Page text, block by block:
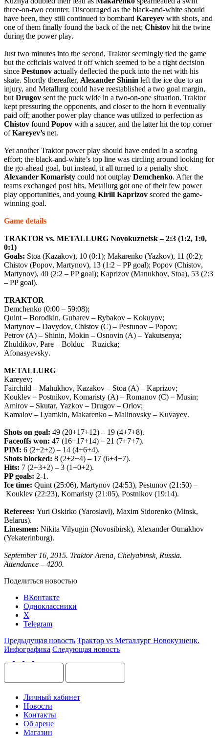
three-on-two counter. Discouraged as the black-and-white should
have been, they still continued to bombard Kareyev with shots, and
one of them finally found the back of the net; Chistov hit the twine
during the power play.
Just two minutes into the second, Traktor seemingly tied the game
but the officials waived it off which seemed to be a right decision
since Pestunov actually deflected the puck into the net with his
skate. Shortly thereafter, Alexander Shinin left the ice due to an
injury, and Metallurg could have reestablished a two goal margin,
but Drugov sent the puck wide in a two-on-one situation. Traktor
kept pressuring the opponents, and closer to the horn it eventually
paid off; another power play chance was utilized to perfection as
Chistov found Popov with a saucer, and the latter hit the top corner
ofKareyev’s net.
Yet another Traktor power play should have ended in a scoring
effort; the black-and-white’s top line was circling around looking for
the go-ahead goal, but instead, it all turned to a penalty shot.
Alexander Komaristy could not outplay Demchenko. After the
teams exchanged post hits, Metallurg got one of their few power
play opportunities, and young Kirill Kaprizov scored the game-
winning goal.
Game details
TRAKTOR vs. METALLURG Novokuznetsk– 2:3 (1:2, 1:0,
0:1)
Goals: Stoa (Kazakov), 10 (0:1); Makarenko (Yazkov), 11 (0:2);
Chistov (Popov, Martynov), 13 (1:2 – PP goal); Popov (Chistov,
Martynov), 40 (2:2 – PP goal); Kaprizov (Manukhov, Stoa), 53 (2:3
– PP goal).
TRAKTOR
Demchenko (0:00 – 59:08);
Quint – Borodkin, Gubarev – Rybakov – Kokuyov;
Martynov – Davydov, Chistov (C) – Pestunov – Popov;
Petrov (A) – Shinin, Mokin – Osnovin (A) – Yakutsenya;
Zhuldikov, Pare – Bolduc – Ruzicka;
Afonasyevsky.
METALLURG
Kareyev;
Fairchild – Mahukhov, Kazakov – Stoa (A) – Kaprizov;
Kouklev – Postnikov, Komaristy (A) – Romanov (C) – Musin;
Amirov – Skutar, Yazkov – Drugov – Orlov;
Kamalov – Lyamkin, Makarenko – Malinovsky – Kuvayev.
Shots on goal: 49 (20+17+12) – 19 (4+7+8).
Faceoffs won: 47 (16+17+14) – 21 (7+7+7).
PIM: 6 (2+2+2) – 14 (4+6+4).
Shots blocked: 8 (2+2+4) – 17 (6+4+7).
Hits: 7 (2+3+2) – 3 (1+0+2).
PP goals: 2-1.
Ice time: Quint (25:06), Martynov (24:53), Pestunov (21:50) –
Kouklev (22:23), Komaristy (21:05), Postnikov (19:14).
Referees: Yuri Oskirko (Yaroslavl), Maxim Sidorenko (Minsk,
Belarus).
Linesmen: Nikita Vilyugin (Novosibirsk), Alexander Otmakhov
(Yekaterinburg).
September16, 2015. Traktor Arena, Chelyabinsk, Russia.
Attendance – 4200.
Поделиться новостью
ВКонтакте
Одноклассники
X
Telegram
Предыдущая новость Трактор vs Металлург Новокузнецк.
Инфографика Следующая новость
Личный кабинет
Новости
Контакты
Об арене
Магазин